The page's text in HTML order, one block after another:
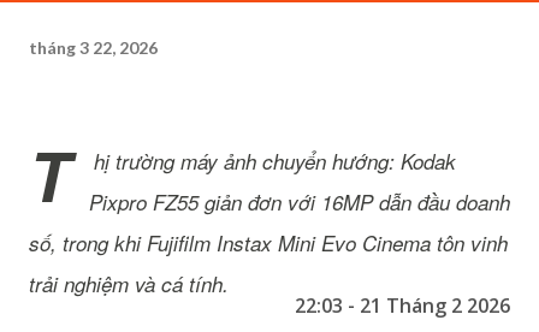
tháng 3 22, 2026
T
hị trường máy ảnh chuyển hướng: Kodak
Pixpro FZ55 giản đơn với 16MP dẫn đầu doanh
số, trong khi Fujifilm Instax Mini Evo Cinema tôn vinh
trải nghiệm và cá tính.
22:03 - 21 Tháng 2 2026